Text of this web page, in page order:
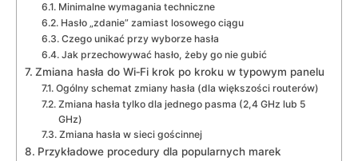
Minimalne wymagania techniczne
Hasło „zdanie” zamiast losowego ciągu
Czego unikać przy wyborze hasła
Jak przechowywać hasło, żeby go nie gubić
Zmiana hasła do Wi‑Fi krok po kroku w typowym panelu
Ogólny schemat zmiany hasła (dla większości routerów)
Zmiana hasła tylko dla jednego pasma (2,4 GHz lub 5
GHz)
Zmiana hasła w sieci gościnnej
Przykładowe procedury dla popularnych marek